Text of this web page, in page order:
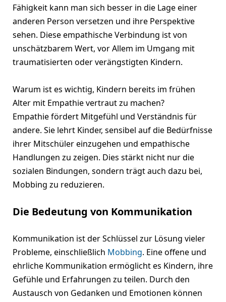
Fähigkeit kann man sich besser in die Lage einer
anderen Person versetzen und ihre Perspektive
sehen. Diese empathische Verbindung ist von
unschätzbarem Wert, vor Allem im Umgang mit
traumatisierten oder verängstigten Kindern.
Warum ist es wichtig, Kindern bereits im frühen
Alter mit Empathie vertraut zu machen?
Empathie fördert Mitgefühl und Verständnis für
andere. Sie lehrt Kinder, sensibel auf die Bedürfnisse
ihrer Mitschüler einzugehen und empathische
Handlungen zu zeigen. Dies stärkt nicht nur die
sozialen Bindungen, sondern trägt auch dazu bei,
Mobbing zu reduzieren.
Die Bedeutung von Kommunikation
Kommunikation ist der Schlüssel zur Lösung vieler
Probleme, einschließlich Mobbing. Eine offene und
ehrliche Kommunikation ermöglicht es Kindern, ihre
Gefühle und Erfahrungen zu teilen. Durch den
Austausch von Gedanken und Emotionen können